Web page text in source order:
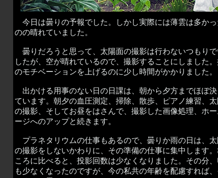
今日は曇りの予報でした。しかし実際には薄雲は多か
のの晴れていました。
曇りだろうと思って、太陽面の撮影は行わないつもり
したが、空が晴れているので、撮影することにしました
のモチベーションを上げるのに少し時間がかかりました。
出かける用事のない日の日課は、朝から夕方までほぼ
ています。朝夕の血圧測定、掃除、散歩、ピアノ練習、
の撮影、そしてお昼をはさんで、撮影した画像処理、ホ
ージへのアップと続きます。
プラネタリウムの仕事もあるので、曇りか雨の日は、
の撮影をしないかわりに、その準備の仕事に集中します
ころに比べると、投影回数は少なくなりました。その分
も少なくなったのですが、今の私共の年齢を配慮すれば